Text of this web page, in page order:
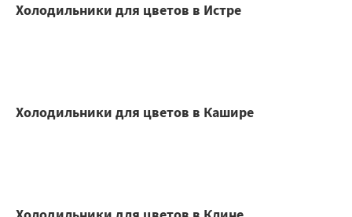
Холодильники для цветов в Истре
Холодильники для цветов в Кашире